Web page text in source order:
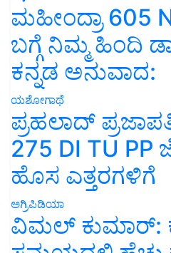
ಮಹೀಂದ್ರಾ 605
ಬಗ್ಗೆ ನಿಮ್ಮ ಹಿಂದಿ
ಕನ್ನಡ ಅನುವಾದ:
ಯಶೋಗಾಥೆ
ಪ್ರಹಲಾದ್
275 DI TU
ಹೊಸ ಎತ್ತರಗಳಿಗೆ
ಅಗ್ರಿಪಿಡಿಯಾ
ವಿಮಲ್ ಕುಮಾರ್: